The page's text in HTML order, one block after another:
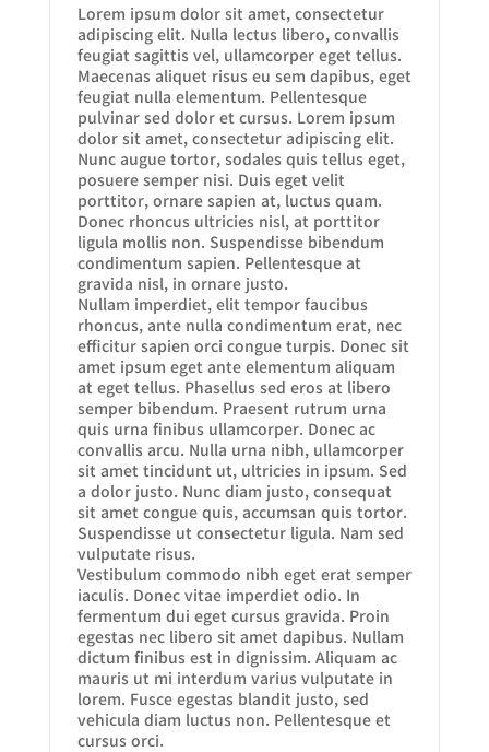
Lorem ipsum dolor sit amet, consectetur
adipiscing elit. Nulla lectus libero, convallis
feugiat sagittis vel, ullamcorper eget tellus.
Maecenas aliquet risus eu sem dapibus, eget
feugiat nulla elementum. Pellentesque
pulvinar sed dolor et cursus. Lorem ipsum
dolor sit amet, consectetur adipiscing elit.
Nunc augue tortor, sodales quis tellus eget,
posuere semper nisi. Duis eget velit
porttitor, ornare sapien at, luctus quam.
Donec rhoncus ultricies nisl, at porttitor
ligula mollis non. Suspendisse bibendum
condimentum sapien. Pellentesque at
gravida nisl, in ornare justo.
Nullam imperdiet, elit tempor faucibus
rhoncus, ante nulla condimentum erat, nec
efficitur sapien orci congue turpis. Donec sit
amet ipsum eget ante elementum aliquam
at eget tellus. Phasellus sed eros at libero
semper bibendum. Praesent rutrum urna
quis urna finibus ullamcorper. Donec ac
convallis arcu. Nulla urna nibh, ullamcorper
sit amet tincidunt ut, ultricies in ipsum. Sed
a dolor justo. Nunc diam justo, consequat
sit amet congue quis, accumsan quis tortor.
Suspendisse ut consectetur ligula. Nam sed
vulputate risus.
Vestibulum commodo nibh eget erat semper
iaculis. Donec vitae imperdiet odio. In
fermentum dui eget cursus gravida. Proin
egestas nec libero sit amet dapibus. Nullam
dictum finibus est in dignissim. Aliquam ac
mauris ut mi interdum varius vulputate in
lorem. Fusce egestas blandit justo, sed
vehicula diam luctus non. Pellentesque et
cursus orci.